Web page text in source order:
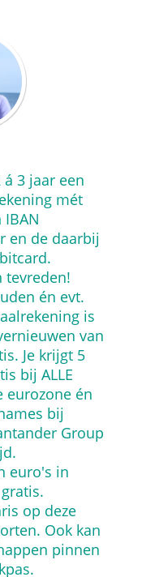
3 jaar een
mét
en de daarbij
tevreden!
én evt.
is
van
Je krijgt 5
bij ALLE
eurozone én
bij
Group
euro's in
op deze
Ook kan
pinnen